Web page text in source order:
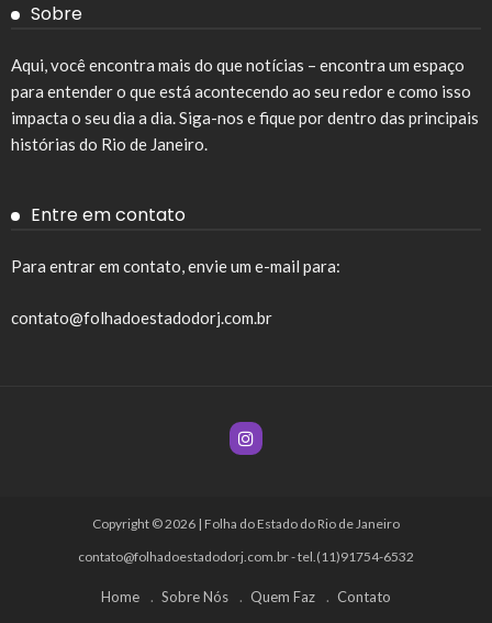
Sobre
Aqui, você encontra mais do que notícias – encontra um espaço
para entender o que está acontecendo ao seu redor e como isso
impacta o seu dia a dia. Siga-nos e fique por dentro das principais
histórias do Rio de Janeiro.
Entre em contato
Para entrar em contato, envie um e-mail para:
contato@folhadoestadodorj.com.br
Copyright © 2026 | Folha do Estado do Rio de Janeiro
contato@folhadoestadodorj.com.br- tel.(11)91754-6532
Home Sobre Nós Quem Faz Contato